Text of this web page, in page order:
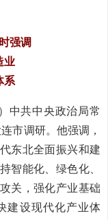
强调
业
系
中共中央政治局常
市调研。他强调，
东北全面振兴和建
智能化、绿色化、
关，强化产业基础
建设现代化产业体